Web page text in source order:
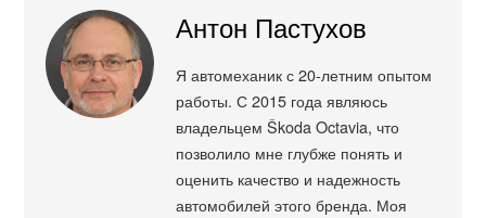
Антон Пастухов
Я автомеханик с 20-летним опытом
работы. С 2015 года являюсь
владельцем Škoda Octavia, что
позволило мне глубже понять и
оценить качество и надежность
автомобилей этого бренда. Моя